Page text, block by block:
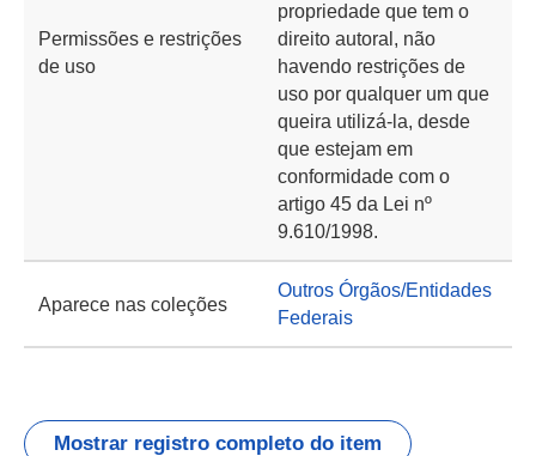
Permissões e restrições
de uso
propriedade que tem o
direito autoral, não
havendo restrições de
uso por qualquer um que
queira utilizá-la, desde
que estejam em
conformidade com o
artigo 45 da Lei nº
9.610/1998.
Aparece nas coleções
Outros Órgãos/Entidades
Federais
Mostrar registro completo do item